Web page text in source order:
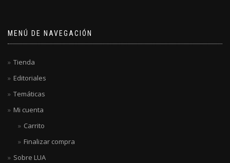
MENÚ DE NAVEGACIÓN
Tienda
Editoriales
Temáticas
Mi cuenta
Carrito
Finalizar compra
Sobre LUA